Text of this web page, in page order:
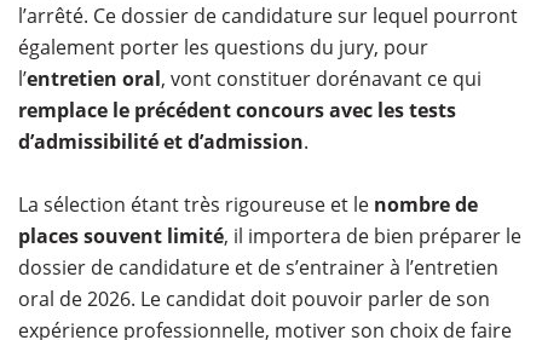
l’arrêté. Ce dossier de candidature sur lequel pourront
également porter les questions du jury, pour
l’entretien oral, vont constituer dorénavant ce qui
remplace le précédent concours avec les tests
d’admissibilité et d’admission.
La sélection étant très rigoureuse et le nombre de
places souvent limité, il importera de bien préparer le
dossier de candidature et de s’entrainer à l’entretien
oral de 2026. Le candidat doit pouvoir parler de son
expérience professionnelle, motiver son choix de faire